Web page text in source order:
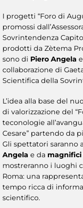
I progetti “Foro di
promossi
Sovrintendenza
prodotti da Zètema
sono di Piero Angela e
collaborazione di
Scientifica della
L’idea alla base del
di valorizzazione del
teconologie
Cesare” partendo da
Gli spettatori saranno
Angela e da
mostreranno i luoghi
Roma: una
tempo ricca di
scientifico.